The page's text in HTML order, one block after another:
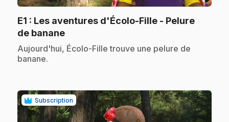
E1 : Les aventures d'Écolo-Fille - Pelure
de banane.
.Aujourd'hui, Écolo-Fille trouve une pelure de
banane.
Subscription